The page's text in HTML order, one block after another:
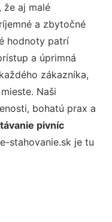
že aj malé
a zbytočné
hodnoty patrí
a úprimná
zákazníka,
Naši
bohatú prax a
pivníc
stahovanie.sk je tu